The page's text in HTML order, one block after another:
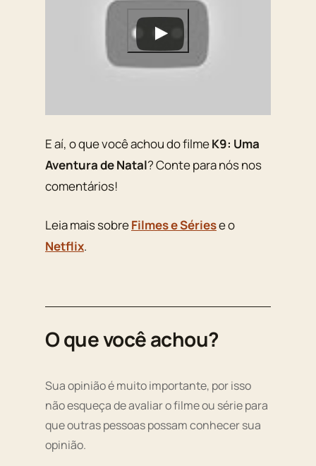
E aí, o que você achou do filmeK9: Uma
Aventura de Natal? Conte para nós nos
comentários!
Leia mais sobreFilmes e Sériese o
Netflix.
O que você achou?
Sua opinião é muito importante, por isso
não esqueça de avaliar o filme ou série para
que outras pessoas possam conhecer sua
opinião.